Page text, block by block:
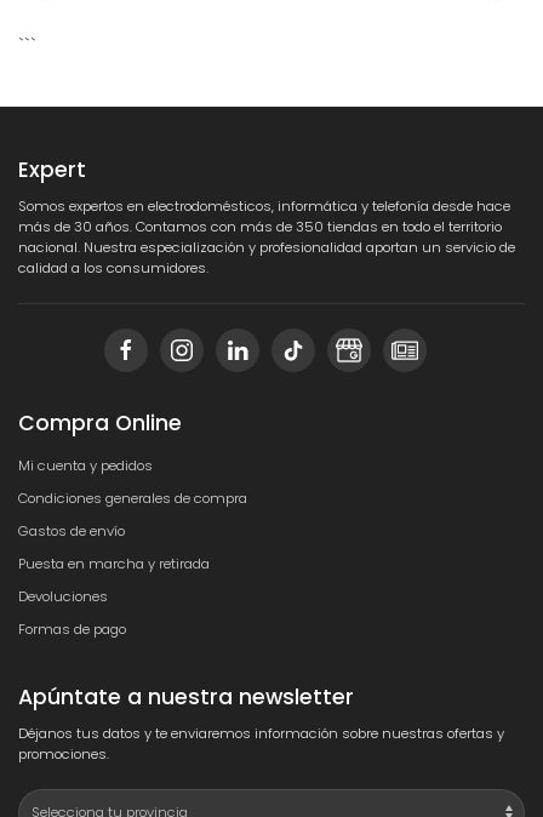
```
Expert
Somos expertos en electrodomésticos, informática y telefonía desde hace
más de 30 años. Contamos con más de 350 tiendas en todo el territorio
nacional. Nuestra especialización y profesionalidad aportan un servicio de
calidad a los consumidores.
Compra Online
Mi cuenta y pedidos
Condiciones generales de compra
Gastos de envío
Puesta en marcha y retirada
Devoluciones
Formas de pago
Apúntate a nuestra newsletter
Déjanos tus datos y te enviaremos información sobre nuestras ofertas y
promociones.